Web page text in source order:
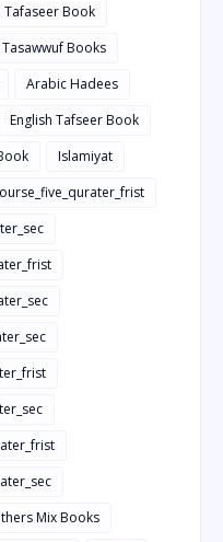
Tafaseer Book
Books
Arabic Hadees
English Tafseer Book
Islamiyat
Mix Books